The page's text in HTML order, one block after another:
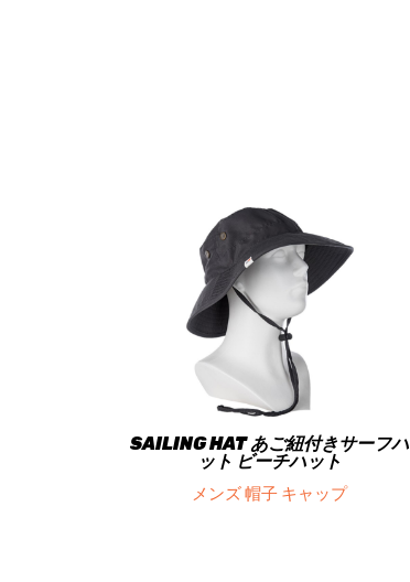
SAILING HAT あご紐付きサーフハ
ット ビーチハット
メンズ 帽子 キャップ